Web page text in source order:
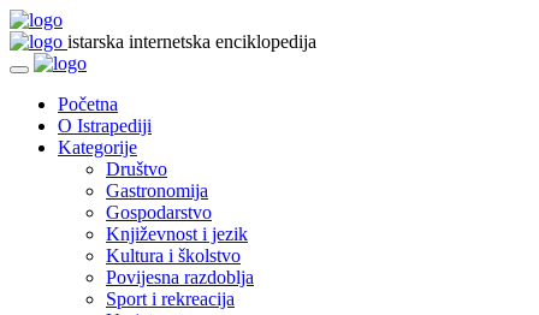
istarska internetska enciklopedija
Početna
O Istrapediji
Kategorije
Društvo
Gastronomija
Gospodarstvo
Književnost i jezik
Kultura i školstvo
Povijesna razdoblja
Sport i rekreacija